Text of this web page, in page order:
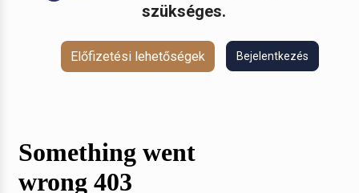
szükséges.
Előfizetési lehetőségek Bejelentkezés